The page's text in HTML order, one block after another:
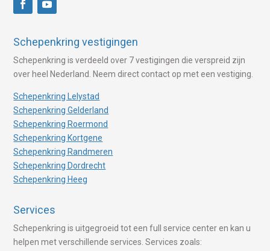
Schepenkring vestigingen
Schepenkring is verdeeld over 7 vestigingen die verspreid zijn
over heel Nederland. Neem direct contact op met een vestiging.
Schepenkring Lelystad
Schepenkring Gelderland
Schepenkring Roermond
Schepenkring Kortgene
Schepenkring Randmeren
Schepenkring Dordrecht
Schepenkring Heeg
Services
Schepenkring is uitgegroeid tot een full service center en kan u
helpen met verschillende services. Services zoals: